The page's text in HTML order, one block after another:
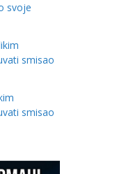
svoje
smisao
smisao